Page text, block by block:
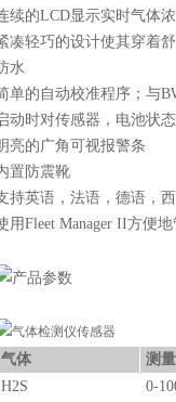
续的LCD显示实时气体
凑轻巧的设计使其穿着
水
单的自动校准程序；与
动时对传感器，电池状
亮的广角可视报警条
置防震靴
持英语，法语，德语，
用Fleet Manager II方便
气体
测
H2S
0-